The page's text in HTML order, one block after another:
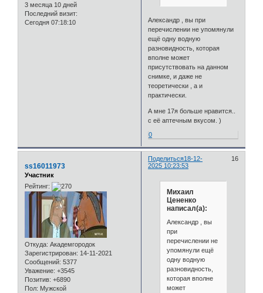
3 месяца 10 дней
Последний визит:
Сегодня 07:18:10
Александр , вы при
перечислении не упомянули
ещё одну водную
разновидность, которая
вполне может
присутствовать на данном
снимке, и даже не
теоретически , а и
практически.
А мне 17я больше нравится..
с её аптечным вкусом. )
0
Поделиться 16
18-12-
2025 10:23:53
ss16011973
Участник
Рейтинг:
Откуда: Академгородок
Зарегистрирован: 14-11-2021
Сообщений: 5377
Уважение: +3545
Позитив: +6890
Пол: Мужской
Михаил
Цененко
написал(а):
Александр , вы
при
перечислении не
упомянули ещё
одну водную
разновидность,
которая вполне
может